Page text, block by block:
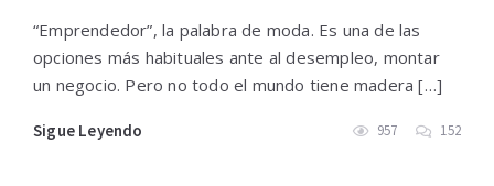
“Emprendedor”, la palabra de moda. Es una de las
opciones más habituales ante al desempleo, montar
un negocio. Pero no todo el mundo tiene madera […]
Sigue Leyendo 957 152